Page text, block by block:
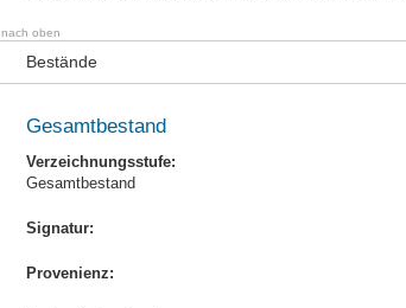
nach oben
Bestände
Gesamtbestand
Verzeichnungsstufe:
Gesamtbestand
Signatur:
Provenienz: